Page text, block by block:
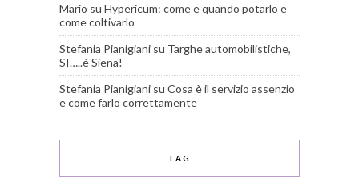
Mario su Hypericum: come e quando potarlo e
come coltivarlo
Stefania Pianigiani su Targhe automobilistiche,
SI…..è Siena!
Stefania Pianigiani su Cosa è il servizio assenzio
e come farlo correttamente
TAG